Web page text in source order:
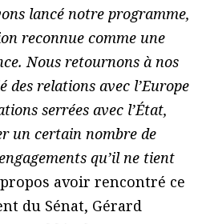
lancé notre programme,
reconnue comme une
Nous retournons à nos
des relations avec l’Europe
serrées avec l’État,
un certain nombre de
qu’il ne tient
avoir rencontré ce
du Sénat, Gérard